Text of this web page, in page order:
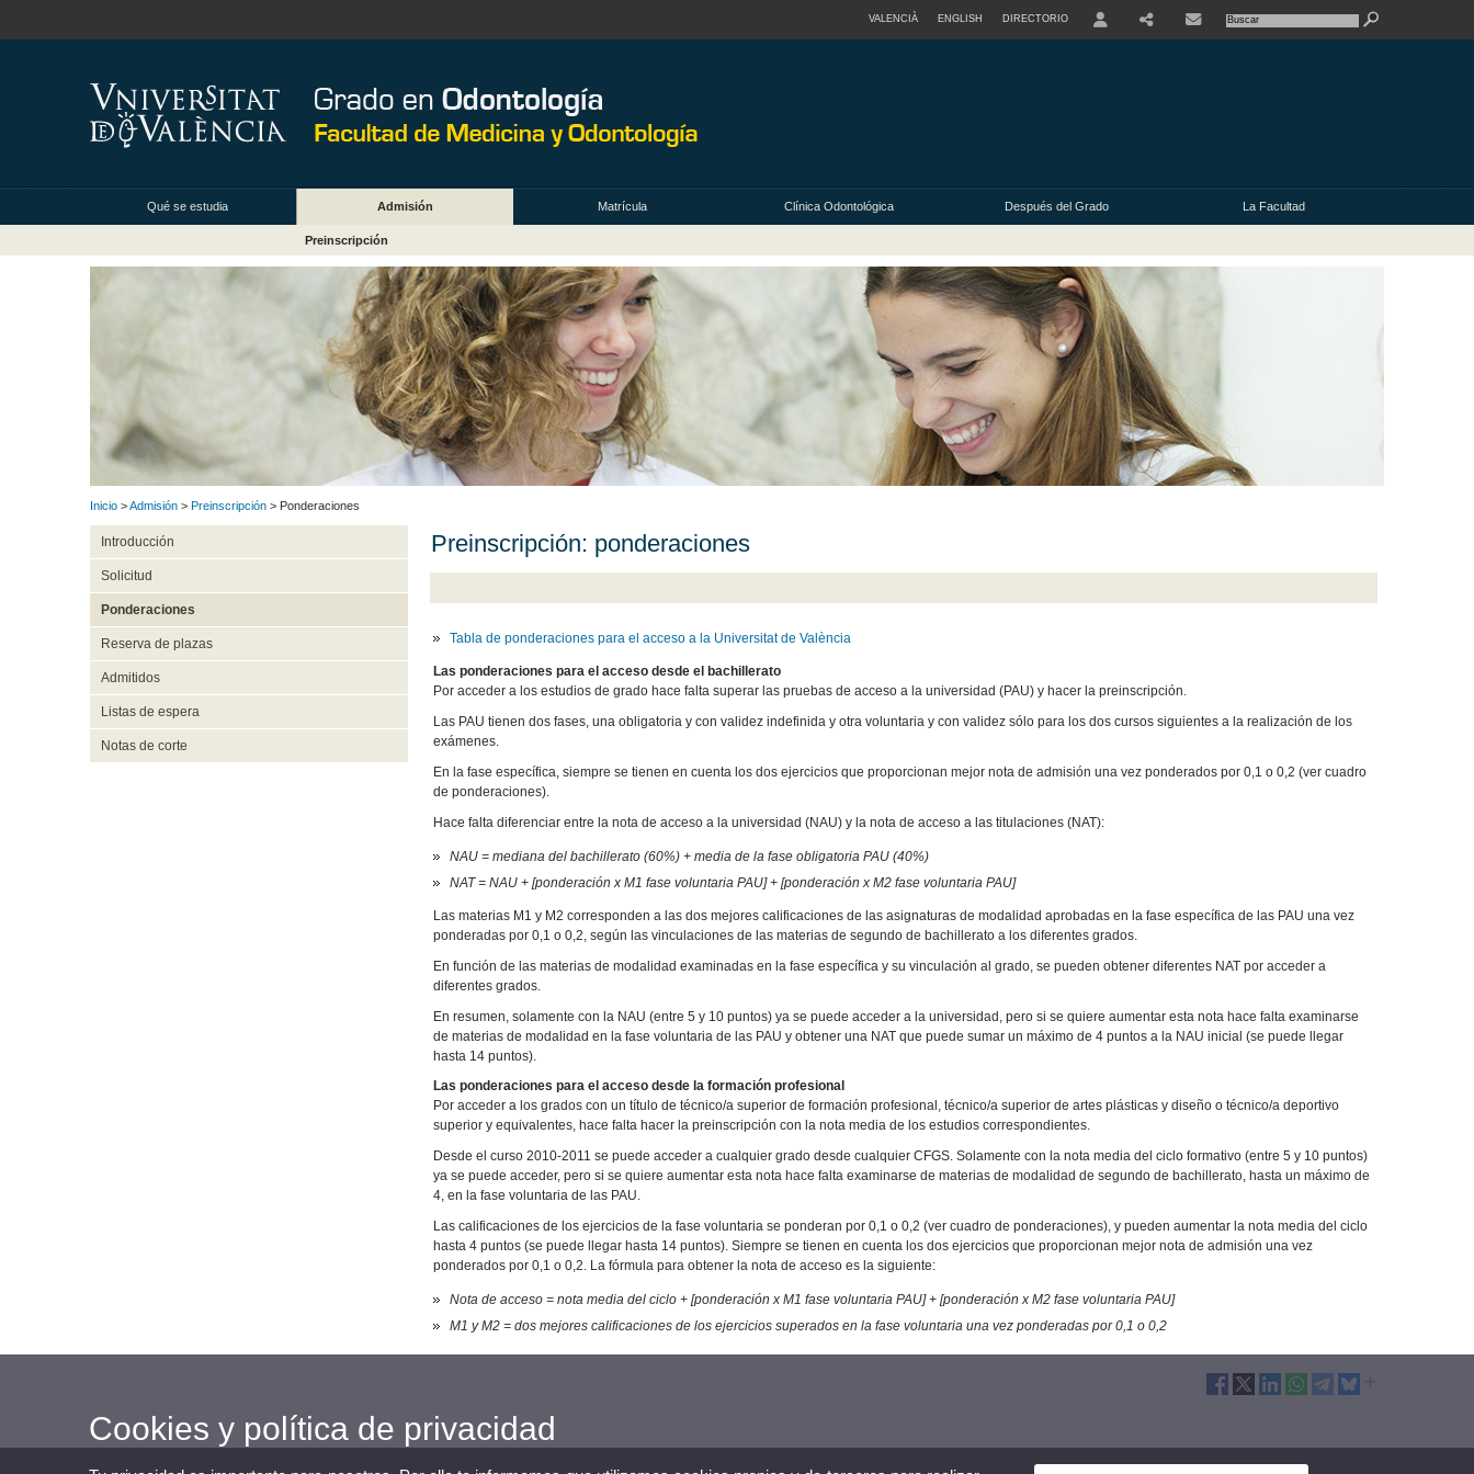
VALENCIÀ ENGLISH DIRECTORIO
Qué se estudia Admisión Matrícula Clínica Odontológica Después del Grado La Facultad
Preinscripción
Inicio >Admisión > Preinscripción > Ponderaciones
Introducción
Solicitud
Ponderaciones
Reserva de plazas
Admitidos
Listas de espera
Notas de corte
Preinscripción: ponderaciones
Tabla de ponderaciones para el acceso a la Universitat de València
Las ponderaciones para el acceso desde el bachillerato
Por acceder a los estudios de grado hace falta superar las pruebas de acceso a la universidad (PAU) y hacer la preinscripción.
Las PAU tienen dos fases, una obligatoria y con validez indefinida y otra voluntaria y con validez sólo para los dos cursos siguientes a la realización de los
exámenes.
En la fase específica, siempre se tienen en cuenta los dos ejercicios que proporcionan mejor nota de admisión una vez ponderados por 0,1 o 0,2 (ver cuadro
de ponderaciones).
Hace falta diferenciar entre la nota de acceso a la universidad (NAU) y la nota de acceso a las titulaciones (NAT):
NAU = mediana del bachillerato (60%) + media de la fase obligatoria PAU (40%)
NAT = NAU + [ponderación x M1 fase voluntaria PAU] + [ponderación x M2 fase voluntaria PAU]
Las materias M1 y M2 corresponden a las dos mejores calificaciones de las asignaturas de modalidad aprobadas en la fase específica de las PAU una vez
ponderadas por 0,1 o 0,2, según las vinculaciones de las materias de segundo de bachillerato a los diferentes grados.
En función de las materias de modalidad examinadas en la fase específica y su vinculación al grado, se pueden obtener diferentes NAT por acceder a
diferentes grados.
En resumen, solamente con la NAU (entre 5 y 10 puntos) ya se puede acceder a la universidad, pero si se quiere aumentar esta nota hace falta examinarse
de materias de modalidad en la fase voluntaria de las PAU y obtener una NAT que puede sumar un máximo de 4 puntos a la NAU inicial (se puede llegar
hasta 14 puntos).
Las ponderaciones para el acceso desde la formación profesional
Por acceder a los grados con un título de técnico/a superior de formación profesional, técnico/a superior de artes plásticas y diseño o técnico/a deportivo
superior y equivalentes, hace falta hacer la preinscripción con la nota media de los estudios correspondientes.
Desde el curso 2010-2011 se puede acceder a cualquier grado desde cualquier CFGS. Solamente con la nota media del ciclo formativo (entre 5 y 10 puntos)
ya se puede acceder, pero si se quiere aumentar esta nota hace falta examinarse de materias de modalidad de segundo de bachillerato, hasta un máximo de
4, en la fase voluntaria de las PAU.
Las calificaciones de los ejercicios de la fase voluntaria se ponderan por 0,1 o 0,2 (ver cuadro de ponderaciones), y pueden aumentar la nota media del ciclo
hasta 4 puntos (se puede llegar hasta 14 puntos). Siempre se tienen en cuenta los dos ejercicios que proporcionan mejor nota de admisión una vez
ponderados por 0,1 o 0,2. La fórmula para obtener la nota de acceso es la siguiente:
Nota de acceso = nota media del ciclo + [ponderación x M1 fase voluntaria PAU] + [ponderación x M2 fase voluntaria PAU]
M1 y M2 = dos mejores calificaciones de los ejercicios superados en la fase voluntaria una vez ponderadas por 0,1 o 0,2
Cookies y política de privacidad